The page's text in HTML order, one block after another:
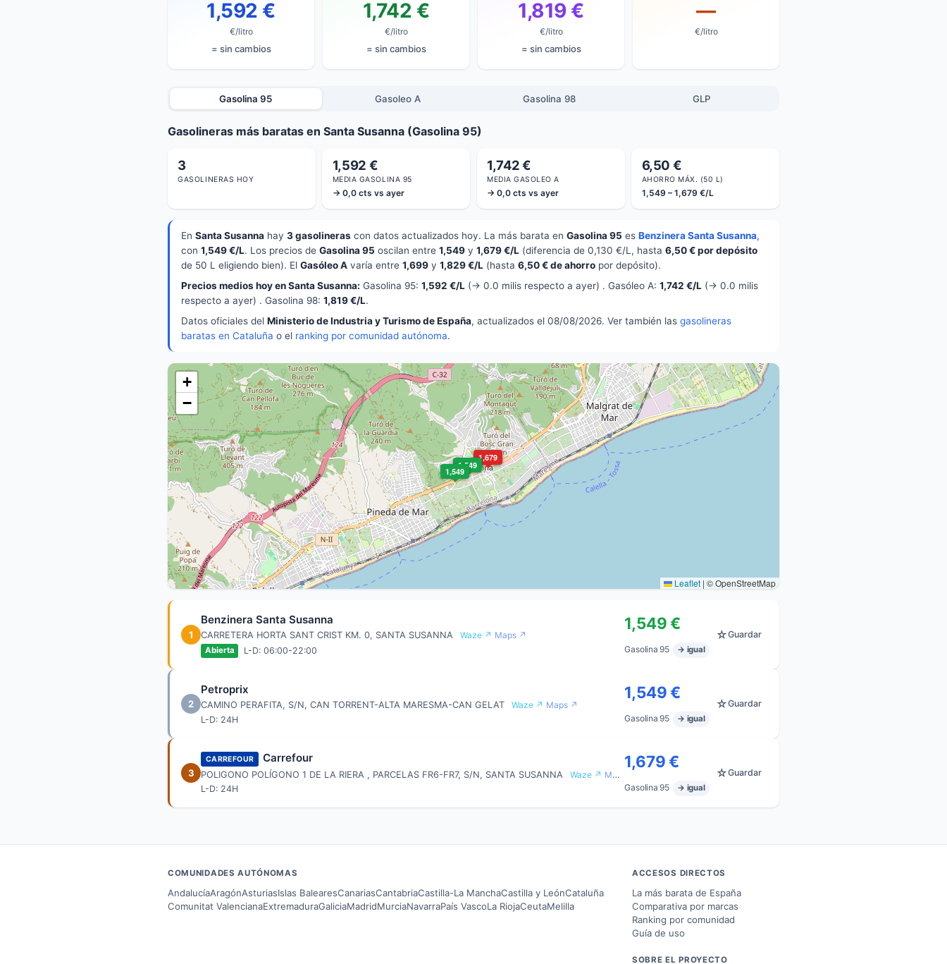
1,592 €
€/litro
= sin cambios
1,742 €
€/litro
= sin cambios
1,819 €
€/litro
= sin cambios
—
€/litro
Gasolina 95 Gasoleo A Gasolina 98 GLP
Gasolineras más baratas en Santa Susanna (Gasolina 95)
3
GASOLINERAS HOY
1,592 €
MEDIA GASOLINA 95
→ 0,0 cts vs ayer
1,742 €
MEDIA GASOLEO A
→ 0,0 cts vs ayer
6,50 €
AHORRO MÁX. (50 L)
1,549 – 1,679 €/L
En Santa Susanna hay 3 gasolineras con datos actualizados hoy. La más barata en Gasolina 95 es Benzinera Santa Susanna,
con 1,549 €/L. Los precios de Gasolina 95 oscilan entre 1,549 y 1,679 €/L (diferencia de 0,130 €/L, hasta 6,50 € por depósito
de 50 L eligiendo bien). El Gasóleo A varía entre 1,699 y 1,829 €/L (hasta 6,50 € de ahorro por depósito).
Precios medios hoy en Santa Susanna: Gasolina 95: 1,592 €/L (→ 0.0 milis respecto a ayer) . Gasóleo A: 1,742 €/L (→ 0.0 milis
respecto a ayer) . Gasolina 98: 1,819 €/L.
Datos oficiales del Ministerio de Industria y Turismo de España, actualizados el 08/08/2026. Ver también las gasolineras
baratas en Cataluña o el ranking por comunidad autónoma.
1,549
1,549
1,679
+
−
Leaflet | © OpenStreetMap
1
Benzinera Santa Susanna
CARRETERA HORTA SANT CRIST KM. 0, SANTA SUSANNA Waze ↗ Maps ↗
Abierta L-D: 06:00-22:00
1,549 €
Gasolina 95 → igual
☆Guardar
2
Petroprix
CAMINO PERAFITA, S/N, CAN TORRENT-ALTA MARESMA-CAN GELAT Waze ↗ Maps ↗
L-D: 24H
1,549 €
Gasolina 95 → igual
☆Guardar
3
CARREFOUR Carrefour
POLIGONO POLÍGONO 1 DE LA RIERA , PARCELAS FR6-FR7, S/N, SANTA SUSANNA Waze ↗ Maps ↗
L-D: 24H
1,679 €
Gasolina 95 → igual
☆Guardar
COMUNIDADES AUTÓNOMAS
AndalucíaAragónAsturiasIslas BalearesCanariasCantabriaCastilla-La ManchaCastilla y LeónCataluña
Comunitat ValencianaExtremaduraGaliciaMadridMurciaNavarraPaís VascoLa RiojaCeutaMelilla
ACCESOS DIRECTOS
La más barata de España
Comparativa por marcas
Ranking por comunidad
Guía de uso
SOBRE EL PROYECTO